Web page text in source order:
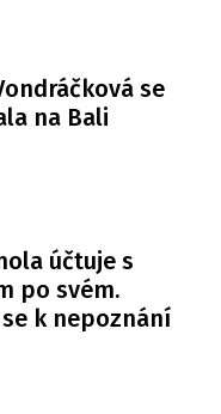
se
na Bali
účtuje s
po svém.
k nepoznání